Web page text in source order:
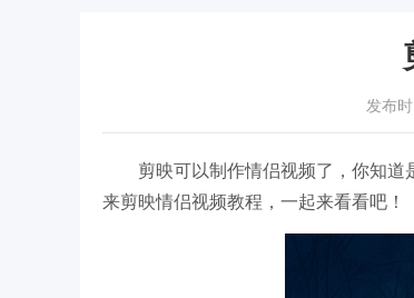
发布
剪映可以制作情侣视频了，你知
来剪映情侣视频教程，一起来看看吧！